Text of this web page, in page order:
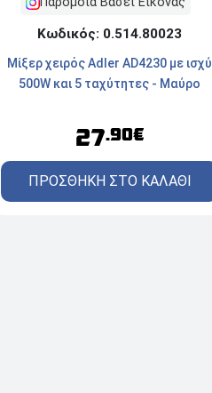
Κωδικός: 0.514.80023
Μίξερ χειρός Adler AD4230 με ισχύ
500W και 5 ταχύτητες - Mαύρο
27.90€
ΠΡΟΣΘΗΚΗ ΣΤΟ ΚΑΛΑΘΙ